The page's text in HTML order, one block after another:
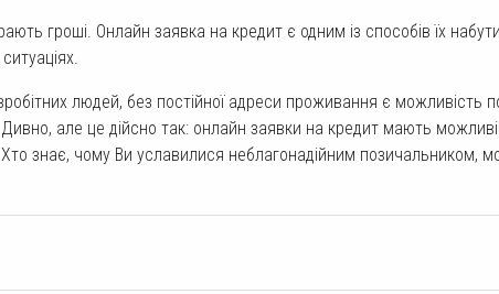
гроші. Онлайн заявка на кредит є одним із способів їх
людей, без постійної адреси проживання є можливість
але це дійсно так: онлайн заявки на кредит мають
знає, чому Ви уславилися неблагонадійним позичальником,